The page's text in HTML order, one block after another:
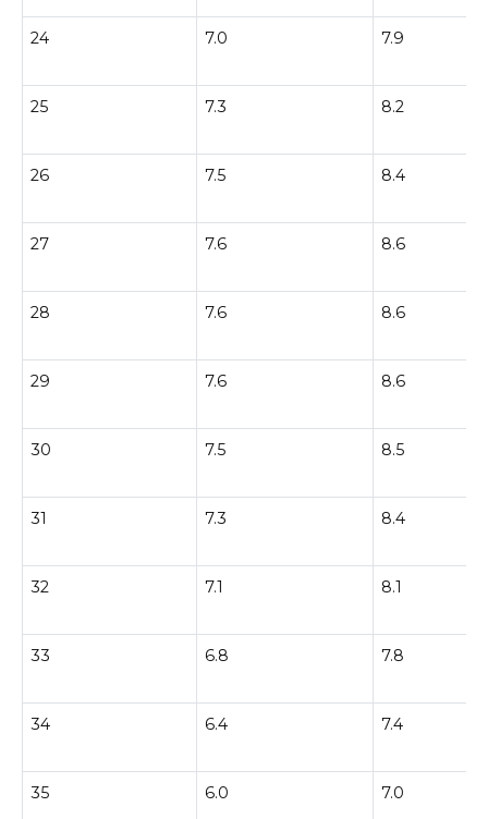
24 7.0 7.9
25 7.3 8.2
26 7.5 8.4
27 7.6 8.6
28 7.6 8.6
29 7.6 8.6
30 7.5 8.5
31 7.3 8.4
32 7.1 8.1
33 6.8 7.8
34 6.4 7.4
35 6.0 7.0